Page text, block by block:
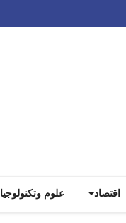
اقتصاد علوم وتكنولوجيا